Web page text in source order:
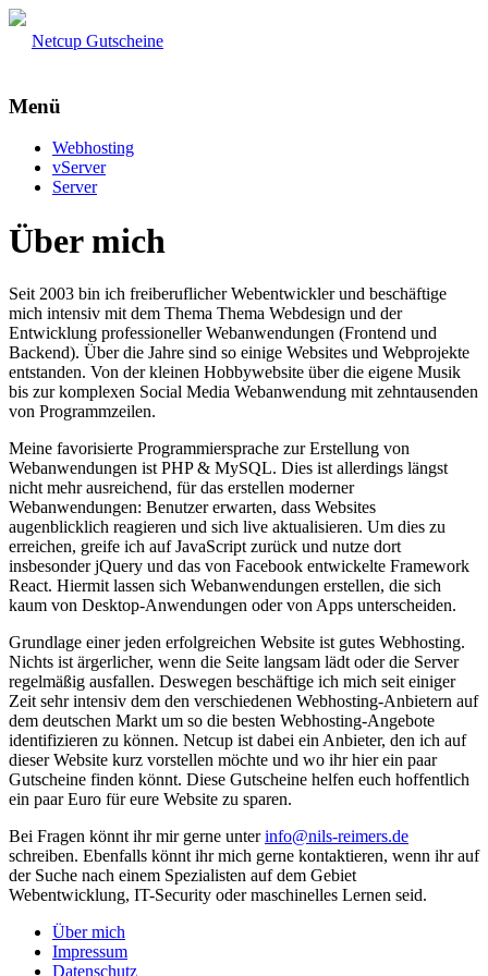
Netcup Gutscheine
Menü
Webhosting
vServer
Server
Über mich
Seit 2003 bin ich freiberuflicher Webentwickler und beschäftige
mich intensiv mit dem Thema Thema Webdesign und der
Entwicklung professioneller Webanwendungen (Frontend und
Backend). Über die Jahre sind so einige Websites und Webprojekte
entstanden. Von der kleinen Hobbywebsite über die eigene Musik
bis zur komplexen Social Media Webanwendung mit zehntausenden
von Programmzeilen.
Meine favorisierte Programmiersprache zur Erstellung von
Webanwendungen ist PHP & MySQL. Dies ist allerdings längst
nicht mehr ausreichend, für das erstellen moderner
Webanwendungen: Benutzer erwarten, dass Websites
augenblicklich reagieren und sich live aktualisieren. Um dies zu
erreichen, greife ich auf JavaScript zurück und nutze dort
insbesonder jQuery und das von Facebook entwickelte Framework
React. Hiermit lassen sich Webanwendungen erstellen, die sich
kaum von Desktop-Anwendungen oder von Apps unterscheiden.
Grundlage einer jeden erfolgreichen Website ist gutes Webhosting.
Nichts ist ärgerlicher, wenn die Seite langsam lädt oder die Server
regelmäßig ausfallen. Deswegen beschäftige ich mich seit einiger
Zeit sehr intensiv dem den verschiedenen Webhosting-Anbietern auf
dem deutschen Markt um so die besten Webhosting-Angebote
identifizieren zu können. Netcup ist dabei ein Anbieter, den ich auf
dieser Website kurz vorstellen möchte und wo ihr hier ein paar
Gutscheine finden könnt. Diese Gutscheine helfen euch hoffentlich
ein paar Euro für eure Website zu sparen.
Bei Fragen könnt ihr mir gerne unterinfo@nils-reimers.de
schreiben. Ebenfalls könnt ihr mich gerne kontaktieren, wenn ihr auf
der Suche nach einem Spezialisten auf dem Gebiet
Webentwicklung, IT-Security oder maschinelles Lernen seid.
Über mich
Impressum
Datenschutz